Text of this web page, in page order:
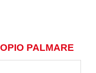
PALMARE